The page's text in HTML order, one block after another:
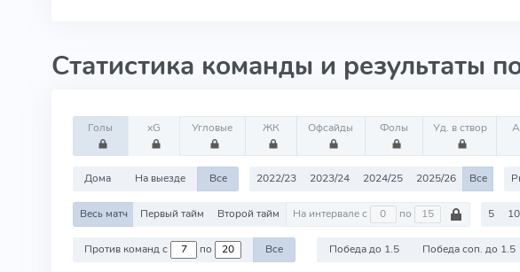
Статистика команды и результаты
Голы xG Угловые ЖК Офсайды Фолы Уд. в створ
Дома На выезде Все 2022/23 2023/24 2024/25 2025/26 Все
Весь матч Первый тайм Второй тайм На интервале с по 5 10
Против команд с по Все Победа до 1.5 Победа соп. до 1.5